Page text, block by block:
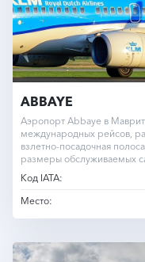
ABBAYE
Аэропорт Abbaye в
международных рейсов,
взлетно-посадочная
размеры обслуживаемых
Код IATA:
Место: